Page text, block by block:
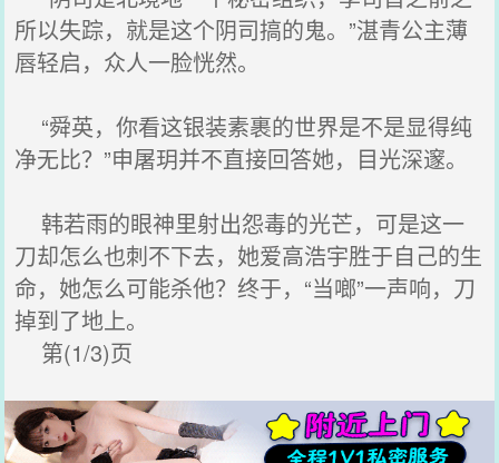
所以失踪，就是这个阴司搞的鬼。”湛青公主薄
唇轻启，众人一脸恍然。
“舜英，你看这银装素裹的世界是不是显得纯
净无比？”申屠玥并不直接回答她，目光深邃。
韩若雨的眼神里射出怨毒的光芒，可是这一
刀却怎么也刺不下去，她爱高浩宇胜于自己的生
命，她怎么可能杀他？终于，“当啷”一声响，刀
掉到了地上。
第(1/3)页